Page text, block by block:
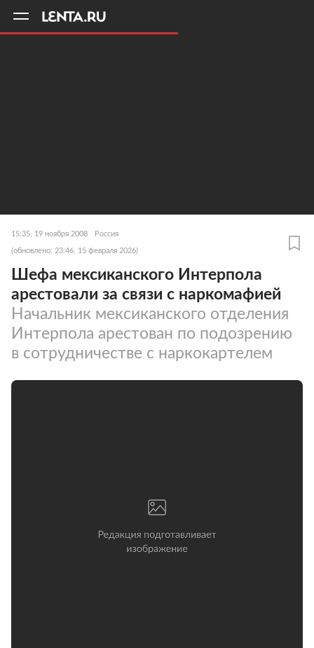
15:35, 19 ноября 2008 Россия
(обновлено: 23:46, 15 февраля 2026)
Шефа мексиканского Интерпола
арестовали за связи с наркомафией
Начальник мексиканского отделения
Интерпола арестован по подозрению
в сотрудничестве с наркокартелем